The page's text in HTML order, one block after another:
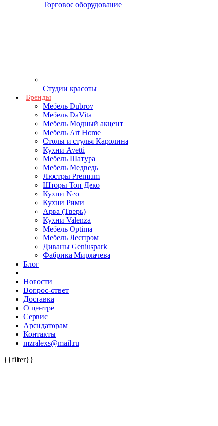
Торговое оборудование
Студии красоты
Бренды
Мебель Dubrov
Мебель DaVita
Мебель Модный акцент
Мебель Art Home
Столы и стулья Каролина
Кухни Avetti
Мебель Шатура
Мебель Медведь
Люстры Premium
Шторы Топ Деко
Кухни Neo
Кухни Рими
Арва (Тверь)
Кухни Valenza
Мебель Optima
Мебель Леспром
Диваны Geniuspark
Фабрика Мирлачева
Блог
Новости
Вопрос-ответ
Доставка
О центре
Сервис
Арендаторам
Контакты
mzralexs@mail.ru
{{filter}}